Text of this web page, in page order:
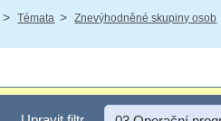
/ Témata / Znevýhodněné skupiny osob